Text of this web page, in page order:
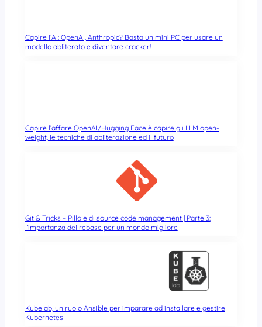
Capire l’AI: OpenAI, Anthropic? Basta un mini PC per usare un
modello abliterato e diventare cracker!
Capire l’affare OpenAI/Hugging Face è capire gli LLM open-
weight, le tecniche di abliterazione ed il futuro
Git & Tricks – Pillole di source code management | Parte 3:
l’importanza del rebase per un mondo migliore
Kubelab, un ruolo Ansible per imparare ad installare e gestire
Kubernetes